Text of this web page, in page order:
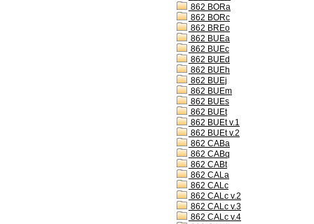
862 BORa
862 BORc
862 BREo
862 BUEa
862 BUEc
862 BUEd
862 BUEh
862 BUEj
862 BUEm
862 BUEs
862 BUEt
862 BUEt v.1
862 BUEt v.2
862 CABa
862 CABq
862 CABt
862 CALa
862 CALc
862 CALc v.2
862 CALc v.3
862 CALc v.4